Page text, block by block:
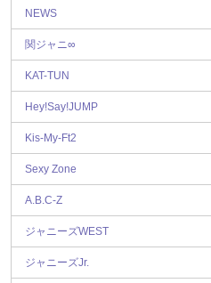
NEWS
関ジャニ∞
KAT-TUN
Hey!Say!JUMP
Kis-My-Ft2
Sexy Zone
A.B.C-Z
ジャニーズWEST
ジャニーズJr.